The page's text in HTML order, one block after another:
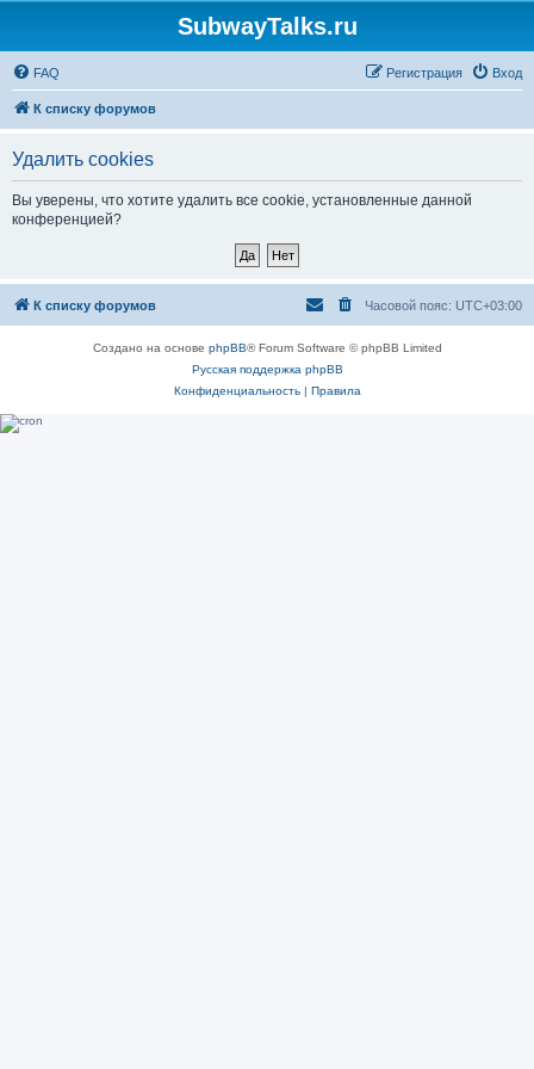
SubwayTalks.ru
FAQ Вход
Регистрация
К списку форумов
Удалить cookies
Вы уверены, что хотите удалить все cookie, установленные данной
конференцией?
К списку форумов Часовой пояс: UTC+03:00
Создано на основе phpBB® Forum Software © phpBB Limited
Русская поддержка phpBB
Конфиденциальность| Правила